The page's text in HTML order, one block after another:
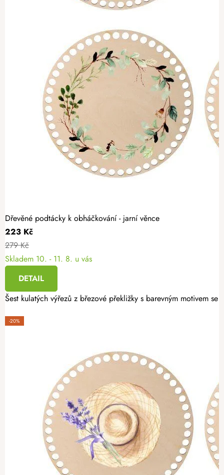
Dřevěné podtácky k obháčkování - jarní věnce
223 Kč
279 Kč
Skladem 10. - 11. 8. u vás
DETAIL
Šest kulatých výřezů z březové překližky s barevným motivem
-20%